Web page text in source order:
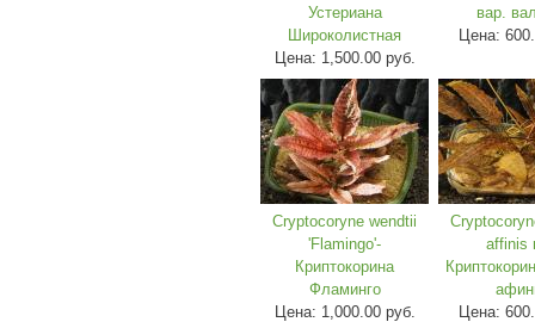
Устериана
Широколистная
Цена: 1,500.00 руб.
вар.
Цена:
Cryptocoryne wendtii
'Flamingo'-
Криптокорина
Фламинго
Цена: 1,000.00 руб.
affinis
Цена: